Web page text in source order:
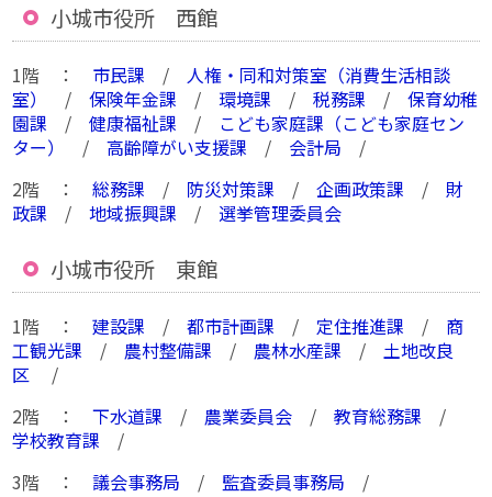
小城市役所 西館
1階 ： 市民課 / 人権・同和対策室（消費生活相談
室）
/保険年金課 /環境課 /税務課 /保育幼稚
園課 /健康福祉課 / こども家庭課（こども家庭セン
ター）
/高齢障がい支援課 / 会計局 /
2階 ：総務課 / 防災対策課 /企画政策課 /財
政課 /地域振興課 / 選挙管理委員会
小城市役所 東館
1階 ：建設課 /都市計画課 / 定住推進課 / 商
工観光課 / 農村整備課 / 農林水産課 /土地改良
区 /
2階 ：下水道課 / 農業委員会 /教育総務課 /
学校教育課 /
3階 ：議会事務局 / 監査委員事務局 /